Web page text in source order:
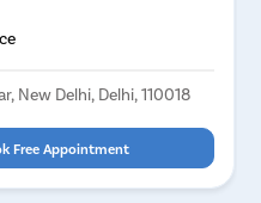
New Delhi, Delhi, 110018
Free Appointment